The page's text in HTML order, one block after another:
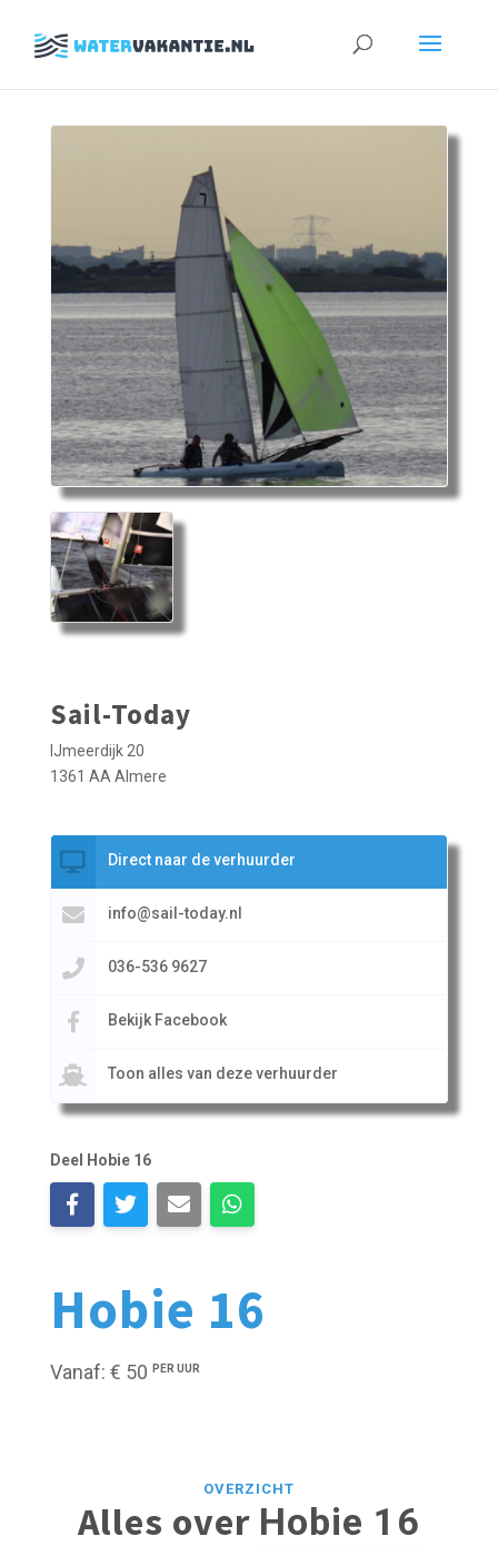
Zoeken
Hobie 16
Vanaf: € 50 PER UUR
Sail-Today
IJmeerdijk 20
1361 AA Almere
Direct naar de verhuurder
info@sail-today.nl
036-536 9627
Bekijk Facebook
Toon alles van deze verhuurder
Deel Hobie 16
OVERZICHT
Alles over Hobie 16